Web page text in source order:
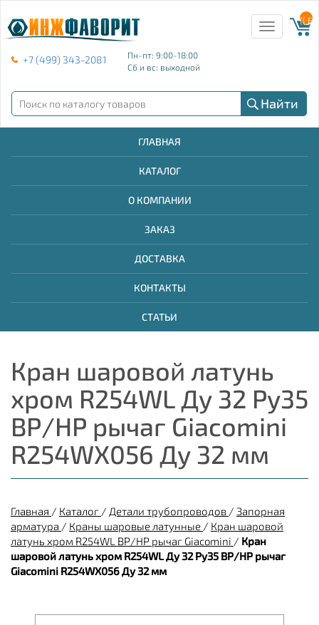
+7 (499) 343-2081
Пн-пт: 9:00-18:00
Сб и вс: выходной
Toggle
navigation
{{
Найти
ГЛАВНАЯ
КАТАЛОГ
О КОМПАНИИ
ЗАКАЗ
ДОСТАВКА
КОНТАКТЫ
СТАТЬИ
Кран шаровой латунь
хром R254WL Ду 32 Ру35
ВР/НР рычаг Giacomini
R254WX056 Ду 32 мм
Главная / Каталог / Детали трубопроводов / Запорная
арматура / Краны шаровые латунные / Кран шаровой
латунь хром R254WL ВР/НР рычаг Giacomini / Кран
шаровой латунь хром R254WL Ду 32 Ру35 ВР/НР рычаг
Giacomini R254WX056 Ду 32 мм